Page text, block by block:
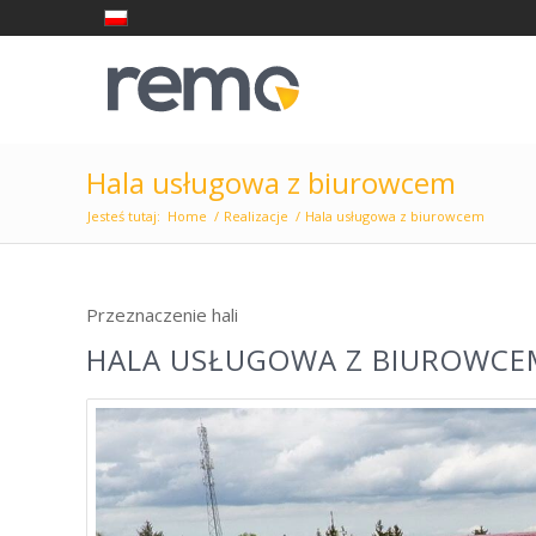
Hala usługowa z biurowcem
Jesteś tutaj: Home / Realizacje / Hala usługowa z biurowcem
Przeznaczenie hali
HALA USŁUGOWA Z